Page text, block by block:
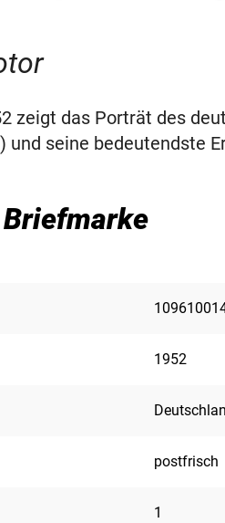
zeigt das Porträt des
und seine bedeutendste
1952
postfrisch
1